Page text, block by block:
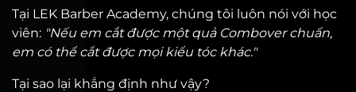
Tại LEK Barber Academy, chúng tôi luôn nói với học
viên: "Nếu em cắt được một quả Combover chuẩn,
em có thể cắt được mọi kiểu tóc khác."
Tại sao lại khẳng định như vậy?